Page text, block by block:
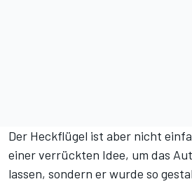
Der Heckflügel ist aber nicht
einer verrückten Idee, um das
lassen, sondern er wurde so